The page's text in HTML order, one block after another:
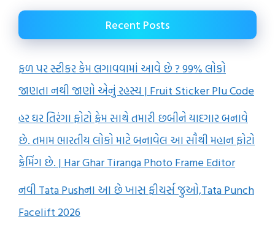
Recent Posts
ફળ પર સ્ટીકર કેમ લગાવવામાં આવે છે ? 99% લોકો
જાણતા નથી જાણો એનું રહસ્ય | Fruit Sticker Plu Code
હર ઘર તિરંગા ફોટો ફ્રેમ સાથે તમારી છબીને યાદગાર બનાવે
છે. તમામ ભારતીય લોકો માટે બનાવેલ આ સૌથી મહાન ફોટો
ફ્રેમિંગ છે. | Har Ghar Tiranga Photo Frame Editor
નવી Tata Pushના આ છે ખાસ ફીચર્સ જુઓ,Tata Punch
Facelift 2026